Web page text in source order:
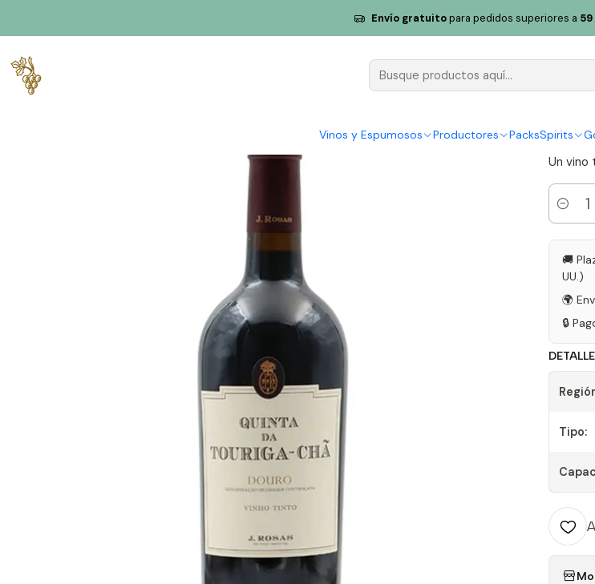
Vinos y Espumosos Productores PacksSpirits
Envío gratuitopara pedidos superiores a
J. Rosas Touriga Chã Magnum 2020 Vino Tinto Douro 1.5L
|
Un vino
Cantidad
🚚
UU.)
🌍
🔒
Tipo: